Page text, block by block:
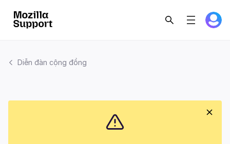
Diễn đàn cộng đồng